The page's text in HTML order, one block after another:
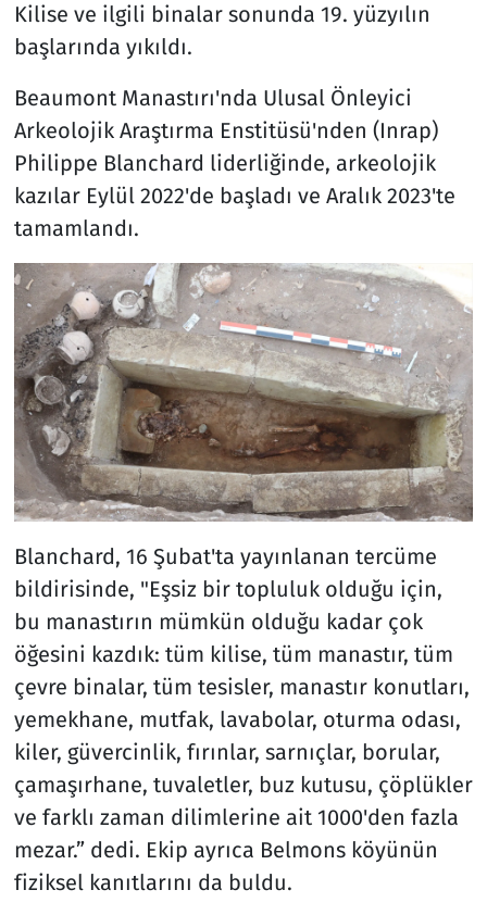
Kilise ve ilgili binalar sonunda 19. yüzyılın
başlarında yıkıldı.
Beaumont Manastırı'nda Ulusal Önleyici
Arkeolojik Araştırma Enstitüsü'nden (Inrap)
Philippe Blanchard liderliğinde, arkeolojik
kazılar Eylül 2022'de başladı ve Aralık 2023'te
tamamlandı.
Blanchard, 16 Şubat'ta yayınlanan tercüme
bildirisinde, "Eşsiz bir topluluk olduğu için,
bu manastırın mümkün olduğu kadar çok
öğesini kazdık: tüm kilise, tüm manastır, tüm
çevre binalar, tüm tesisler, manastır konutları,
yemekhane, mutfak, lavabolar, oturma odası,
kiler, güvercinlik, fırınlar, sarnıçlar, borular,
çamaşırhane, tuvaletler, buz kutusu, çöplükler
ve farklı zaman dilimlerine ait 1000'den fazla
mezar.” dedi. Ekip ayrıca Belmons köyünün
fiziksel kanıtlarını da buldu.